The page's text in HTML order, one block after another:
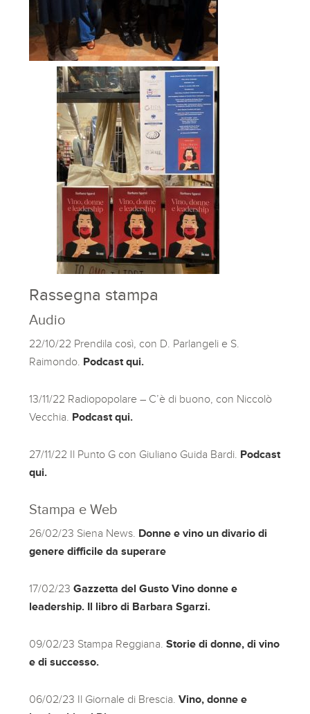
Rassegna stampa
Audio
22/10/22 Prendila così, con D. Parlangeli e S.
Raimondo. Podcast qui.
13/11/22 Radiopopolare – C’è di buono, con Niccolò
Vecchia. Podcast qui.
27/11/22 Il Punto G con Giuliano Guida Bardi. Podcast
qui.
Stampa e Web
26/02/23 Siena News. Donne e vino un divario di
genere difficile da superare
17/02/23Gazzetta del Gusto Vino donne e
leadership. Il libro di Barbara Sgarzi.
09/02/23 Stampa Reggiana.Storie di donne, di vino
e di successo.
06/02/23 Il Giornale di Brescia. Vino, donne e